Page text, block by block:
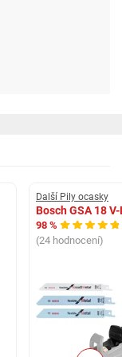
Další Pily ocasky
Bosch GSA 18
98 %
(24 hodnocení)